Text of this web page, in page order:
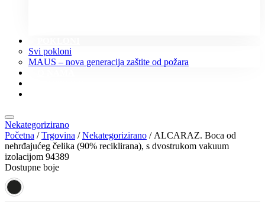
Svi pokloni
MAUS – nova generacija zaštite od požara
Nekategorizirano
Početna /Trgovina /Nekategorizirano / ALCARAZ. Boca od
nehrđajućeg čelika (90% reciklirana), s dvostrukom vakuum
izolacijom 94389
Dostupne boje